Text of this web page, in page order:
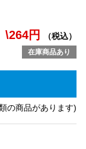
\264円 （税込）
在庫商品あり
の商品があります)